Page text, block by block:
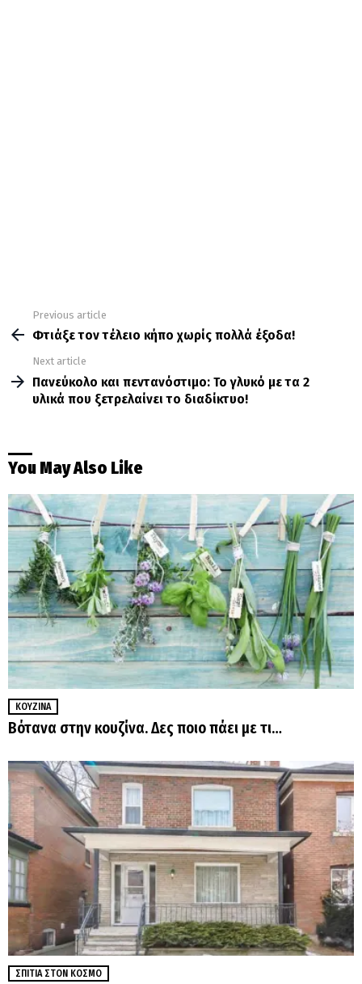
more
Previous article
Φτιάξε τον τέλειο κήπο χωρίς πολλά έξοδα!
Next article
Πανεύκολο και πεντανόστιμο: Το γλυκό με τα 2
υλικά που ξετρελαίνει το διαδίκτυο!
You May Also Like
ΚΟΥΖΊΝΑ
Βότανα στην κουζίνα. Δες ποιο πάει με τι…
ΣΠΊΤΙΑ ΣΤΟΝ ΚΌΣΜΟ